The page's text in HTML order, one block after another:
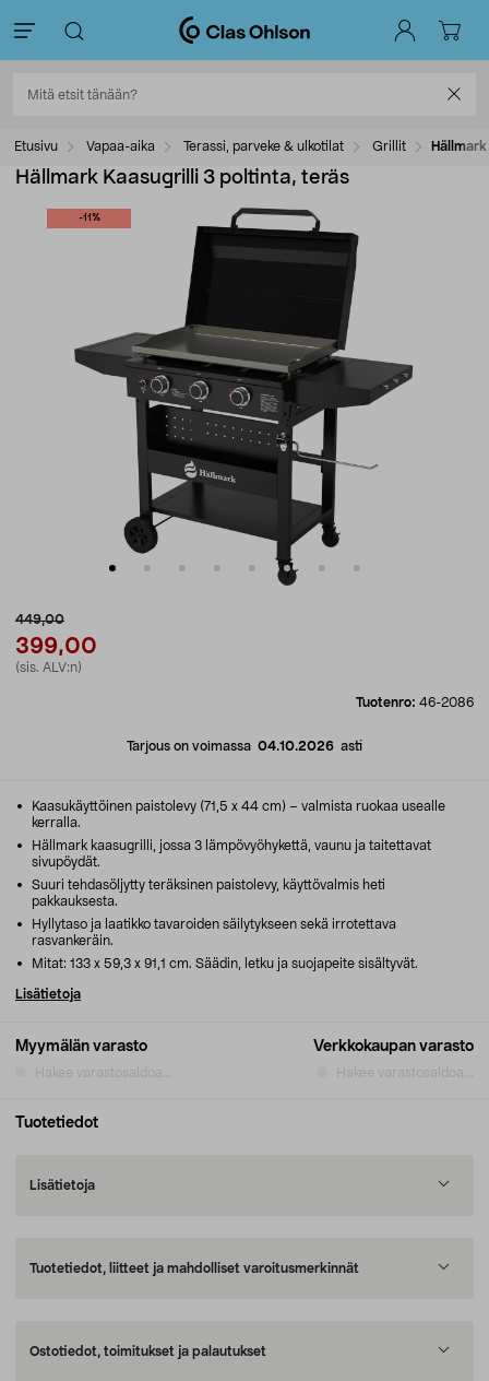
Etusivu Vapaa-aika Terassi, parveke & ulkotilat Grillit
Hällmark Kaasugrilli 3 poltinta, teräs
-11%
449,00
399,00
(sis. ALV:n)
Tuotenro: 46-2086
Tarjous on voimassa 04.10.2026 asti
Myymälän varasto
Hakee varastosaldoa...
Verkkokaupan varasto
Hakee varastosaldoa...
Kaasukäyttöinen paistolevy (71,5 x 44 cm) – valmista ruokaa usealle
kerralla.
Hällmark kaasugrilli, jossa 3 lämpövyöhykettä, vaunu ja taitettavat
sivupöydät.
Suuri tehdasöljytty teräksinen paistolevy, käyttövalmis heti
pakkauksesta.
Hyllytaso ja laatikko tavaroiden säilytykseen sekä irrotettava
rasvankeräin.
Mitat: 133 x 59,3 x 91,1 cm. Säädin, letku ja suojapeite sisältyvät.
Lisätietoja
Tuotetiedot
Lisätietoja
Tuotetiedot, liitteet ja mahdolliset varoitusmerkinnät
Ostotiedot, toimitukset ja palautukset